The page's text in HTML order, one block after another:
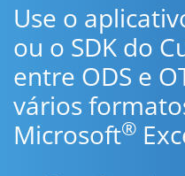
Use o
ou o SDK do
entre ODS e
vários
Microsoft®